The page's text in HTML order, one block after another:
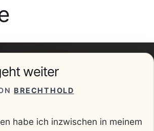
weiter
BRECHTHOLD
habe ich inzwischen in meinem